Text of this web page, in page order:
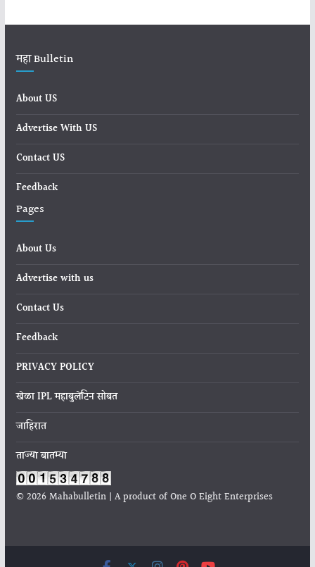
महा Bulletin
About US
Advertise With US
Contact US
Feedback
Pages
About Us
Advertise with us
Contact Us
Feedback
PRIVACY POLICY
खेळा IPL महाबुलेटिन सोबत
जाहिरात
ताज्या बातम्या
© 2026 Mahabulletin | A product of One O Eight Enterprises